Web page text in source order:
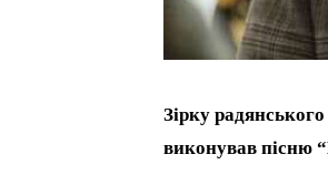
Зірку
виконував пісню